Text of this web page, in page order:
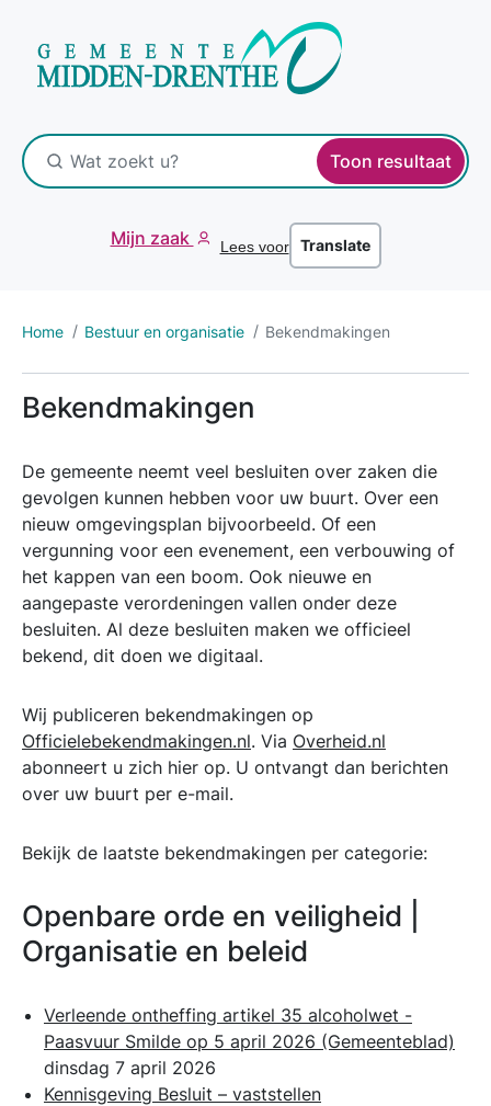
Toon resultaat
Mijn zaak Lees voor Translate
Home Bestuur en organisatie Bekendmakingen
Bekendmakingen
De gemeente neemt veel besluiten over zaken die
gevolgen kunnen hebben voor uw buurt. Over een
nieuw omgevingsplan bijvoorbeeld. Of een
vergunning voor een evenement, een verbouwing of
het kappen van een boom. Ook nieuwe en
aangepaste verordeningen vallen onder deze
besluiten. Al deze besluiten maken we officieel
bekend, dit doen we digitaal.
Wij publiceren bekendmakingen op
Officielebekendmakingen.nl. Via Overheid.nl
abonneert u zich hier op. U ontvangt dan berichten
over uw buurt per e-mail.
Bekijk de laatste bekendmakingen per categorie:
Openbare orde en veiligheid |
Organisatie en beleid
Verleende ontheffing artikel 35 alcoholwet -
Paasvuur Smilde op 5 april 2026 (Gemeenteblad)
dinsdag 7 april 2026
Kennisgeving Besluit – vaststellen